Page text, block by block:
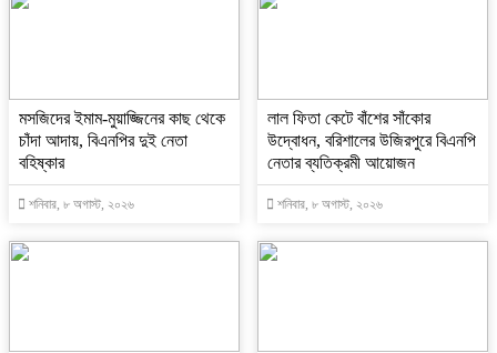
মসজিদের ইমাম-মুয়াজ্জিনের কাছ থেকে
চাঁদা আদায়, বিএনপির দুই নেতা
বহিষ্কার
শনিবার, ৮ অগাস্ট, ২০২৬
‎লাল ফিতা কেটে বাঁশের সাঁকোর
উদ্বোধন, বরিশালের উজিরপুরে বিএনপি
নেতার ব্যতিক্রমী আয়োজন
শনিবার, ৮ অগাস্ট, ২০২৬